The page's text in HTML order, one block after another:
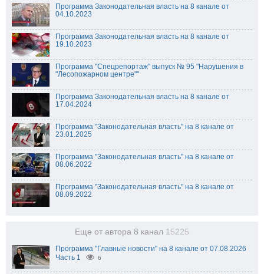
Программа Законодательная власть на 8 канале от
04.10.2023
Программа Законодательная власть на 8 канале от
19.10.2023
Программа "Спецрепортаж" выпуск № 95 "Нарушения в
"Лесопожарном центре""
Программа Законодательная власть на 8 канале от
17.04.2024
Программа "Законодательная власть" на 8 канале от
23.01.2025
Программа "Законодательная власть" на 8 канале от
08.06.2022
Программа "Законодательная власть" на 8 канале от
08.09.2022
Еще от автора 8 канал 15225
Программа "Главные новости" на 8 канале от 07.08.2026
Часть 1
6